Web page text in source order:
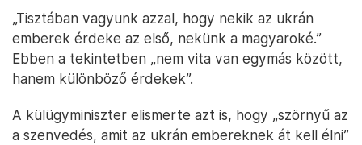
„Tisztában vagyunk azzal, hogy nekik az ukrán
emberek érdeke az első, nekünk a magyaroké.”
Ebben a tekintetben „nem vita van egymás között,
hanem különböző érdekek”.
A külügyminiszter elismerte azt is, hogy „szörnyű az
a szenvedés, amit az ukrán embereknek át kell élni”